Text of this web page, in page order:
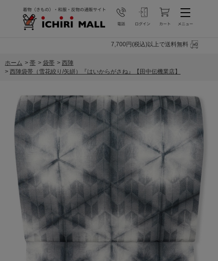
7,700円(税込)以上で送料無料
ホーム > 帯 > 袋帯 > 西陣
> 西陣袋帯（雪花絞り/矢絣）『はいからがさね』【田中伝機業店】